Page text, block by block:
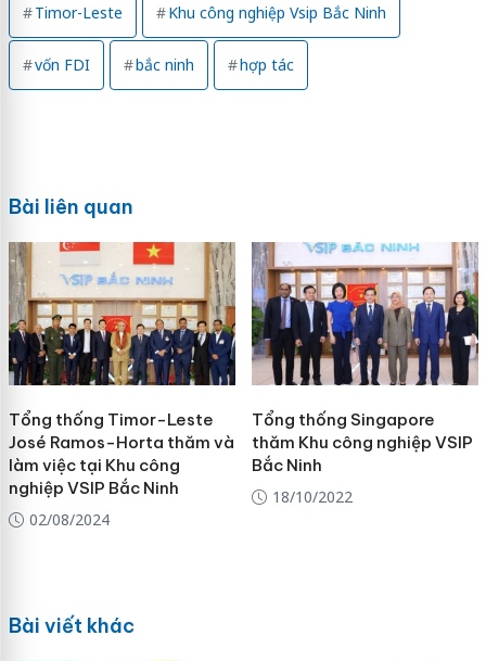
Timor-Leste Khu công nghiệp Vsip Bắc Ninh
vốn FDI bắc ninh hợp tác
Bài liên quan
Tổng thống Timor-Leste
José Ramos-Horta thăm và
làm việc tại Khu công
nghiệp VSIP Bắc Ninh
02/08/2024
Tổng thống Singapore
thăm Khu công nghiệp VSIP
Bắc Ninh
18/10/2022
Bài viết khác